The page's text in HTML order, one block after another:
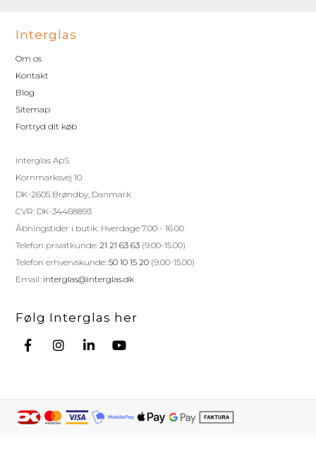
Interglas
Om os
Kontakt
Blog
Sitemap
Fortryd dit køb
Interglas ApS
Kornmarksvej 10
DK-2605 Brøndby, Danmark
CVR: DK-34468893
Åbningstider i butik: Hverdage 7.00 - 16.00
Telefon privatkunde:21 21 63 63 (9.00-15.00)
Telefon erhvervskunde:50 10 15 20 (9.00-15.00)
Email: interglas@interglas.dk
Følg Interglas her